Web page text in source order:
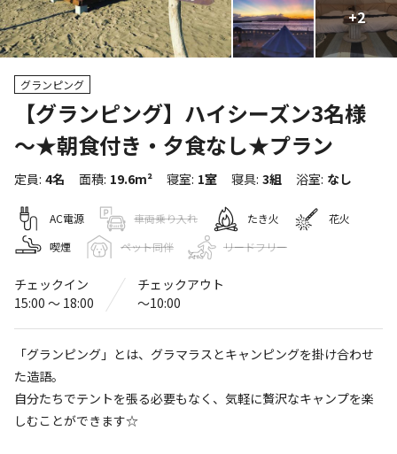
+2
グランピング
【グランピング】ハイシーズン3名様
～★朝食付き・夕食なし★プラン
定員: 4名 面積: 19.6m² 寝室: 1室 寝具: 3組 浴室: なし
AC電源 車両乗り入れ たき火
花火
喫煙
ペット同伴 リードフリー
チェックイン
15:00 〜 18:00
チェックアウト
〜10:00
「グランピング」とは、グラマラスとキャンピングを掛け合わせ
た造語。
自分たちでテントを張る必要もなく、気軽に贅沢なキャンプを楽
しむことができます☆
+2
トップ
WEB予約可能 宿泊施設
加太ビーチグランピングresora
Rainbow
〒640-0103 和歌山県和歌山市
加太北浜場内
Googleマップで見る
※詳しくは「キャンプ場情報